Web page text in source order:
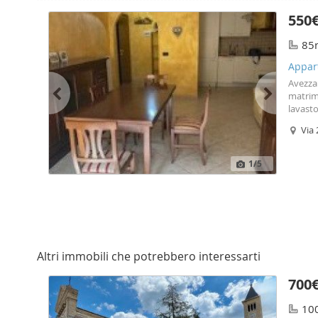
1/5
Via
Altri immobili che potrebbero interessarti